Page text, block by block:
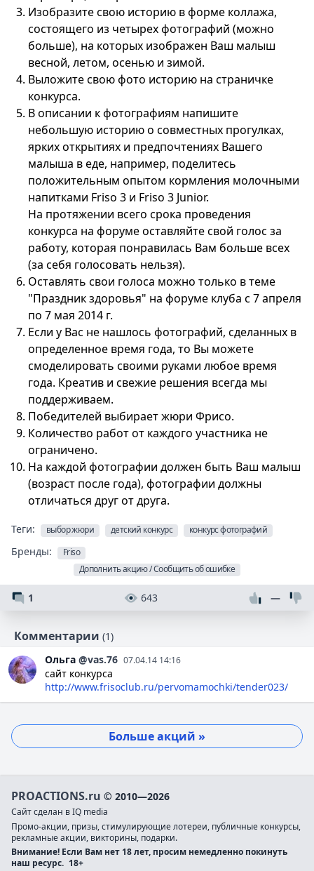
Изобразите свою историю в форме коллажа,
состоящего из четырех фотографий (можно
больше), на которых изображен Ваш малыш
весной, летом, осенью и зимой.
Выложите свою фото историю на страничке
конкурса.
В описании к фотографиям напишите
небольшую историю о совместных прогулках,
ярких открытиях и предпочтениях Вашего
малыша в еде, например, поделитесь
положительным опытом кормления молочными
напитками Friso 3 и Friso 3 Junior.
На протяжении всего срока проведения
конкурса на форуме оставляйте свой голос за
работу, которая понравилась Вам больше всех
(за себя голосовать нельзя).
Оставлять свои голоса можно только в теме
"Праздник здоровья" на форуме клуба с 7 апреля
по 7 мая 2014 г.
Если у Вас не нашлось фотографий, сделанных в
определенное время года, то Вы можете
смоделировать своими руками любое время
года. Креатив и свежие решения всегда мы
поддерживаем.
Победителей выбирает жюри Фрисо.
Количество работ от каждого участника не
ограничено.
На каждой фотографии должен быть Ваш малыш
(возраст после года), фотографии должны
отличаться друг от друга.
Теги: выбор жюри детский конкурс конкурс фотографий
Бренды:
Friso
Дополнить акцию / Сообщить об ошибке
1 643 —
Комментарии (1)
Ольга @vas.76 07.04.14 14:16
сайт конкурса
http://www.frisoclub.ru/pervomamochki/tender023/
Больше акций »
PROACTIONS.ru © 2010—2026
Сайт сделан в IQ media
Промо-акции, призы, стимулирующие лотереи, публичные конкурсы,
рекламные акции, викторины, подарки.
Внимание! Если Вам нет 18 лет, просим немедленно покинуть
наш ресурс. 18+